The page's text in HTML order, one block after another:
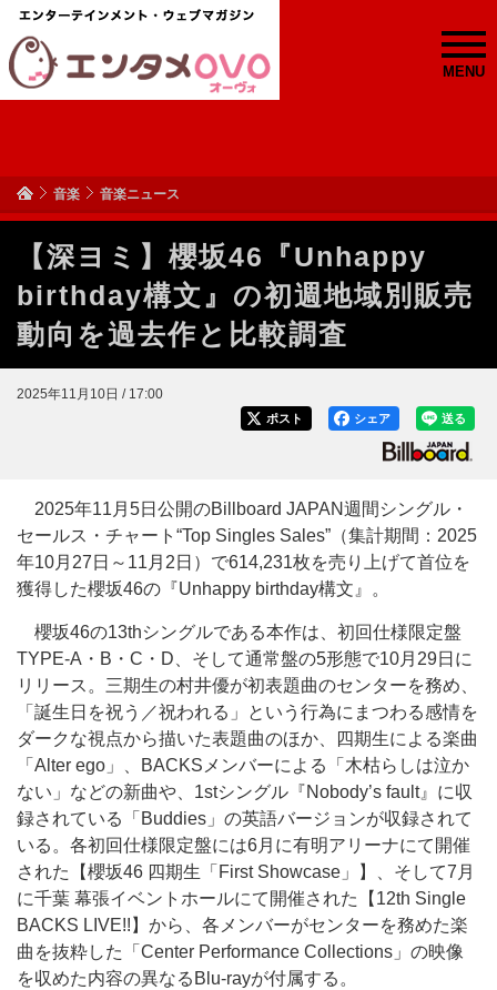
MENU
音楽 音楽ニュース
【深ヨミ】櫻坂46『Unhappy
birthday構文』の初週地域別販売
動向を過去作と比較調査
2025年11月10日 / 17:00
送る
シェア
ポスト
2025年11月5日公開のBillboard JAPAN週間シングル・
セールス・チャート“Top Singles Sales”（集計期間：2025
年10月27日～11月2日）で614,231枚を売り上げて首位を
獲得した櫻坂46の『Unhappy birthday構文』。
櫻坂46の13thシングルである本作は、初回仕様限定盤
TYPE-A・B・C・D、そして通常盤の5形態で10月29日に
リリース。三期生の村井優が初表題曲のセンターを務め、
「誕生日を祝う／祝われる」という行為にまつわる感情を
ダークな視点から描いた表題曲のほか、四期生による楽曲
「Alter ego」、BACKSメンバーによる「木枯らしは泣か
ない」などの新曲や、1stシングル『Nobody’s fault』に収
録されている「Buddies」の英語バージョンが収録されて
いる。各初回仕様限定盤には6月に有明アリーナにて開催
された【櫻坂46 四期生「First Showcase」】、そして7月
に千葉 幕張イベントホールにて開催された【12th Single
BACKS LIVE!!】から、各メンバーがセンターを務めた楽
曲を抜粋した「Center Performance Collections」の映像
を収めた内容の異なるBlu-rayが付属する。